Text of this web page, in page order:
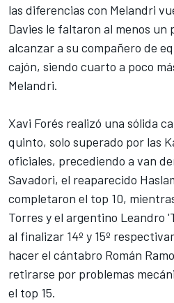
las diferencias con Melandri
Davies le faltaron al menos un
alcanzar a su compañero de
cajón, siendo cuarto a poco
Melandri.
Xavi Forés realizó una sólida
quinto, solo superado por las
oficiales, precediendo a van
Savadori, el reaparecido
completaron el top 10,
Torres y el argentino Leandro
al finalizar 14º y 15º
hacer el cántabro Román
retirarse por problemas
el top 15.